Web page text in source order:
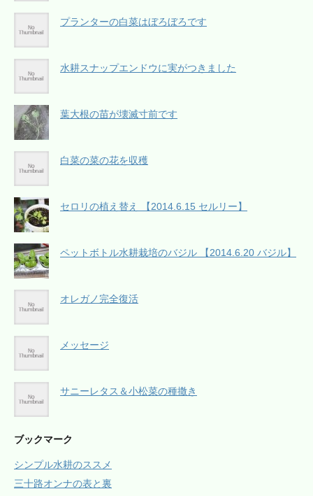
プランターの白菜はぼろぼろです
水耕スナップエンドウに実がつきました
葉大根の苗が壊滅寸前です
白菜の菜の花を収穫
セロリの植え替え 【2014.6.15 セルリー】
ペットボトル水耕栽培のバジル 【2014.6.20 バジル】
オレガノ完全復活
メッセージ
サニーレタス＆小松菜の種撒き
ブックマーク
シンプル水耕のススメ
三十路オンナの表と裏